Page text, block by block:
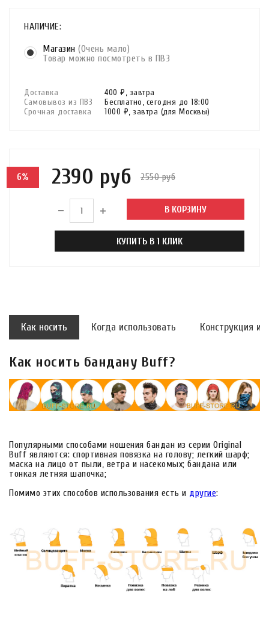
НАЛИЧИЕ:
Магазин (Очень мало)
Товар можно посмотреть в ПВЗ
Доставка 400 ₽, завтра
Самовывоз из ПВЗ
Бесплатно, сегодня до 18:00
Срочная доставка
1000 ₽, завтра (для Москвы)
6% 2390 руб 2550 руб
В КОРЗИНУ
КУПИТЬ В 1 КЛИК
Как носить Когда использовать Конструкция и
Как носить бандану Buff?
Популярными способами ношения бандан из серии Original
Buff являются: спортивная повязка на голову; легкий шарф;
маска на лицо от пыли, ветра и насекомых; бандана или
тонкая летняя шапочка;
Помимо этих способов использования есть и другие: